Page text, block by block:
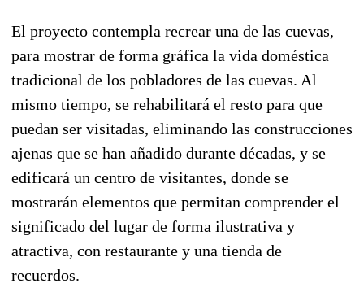
El proyecto contempla recrear una de las cuevas,
para mostrar de forma gráfica la vida doméstica
tradicional de los pobladores de las cuevas. Al
mismo tiempo, se rehabilitará el resto para que
puedan ser visitadas, eliminando las construcciones
ajenas que se han añadido durante décadas, y se
edificará un centro de visitantes, donde se
mostrarán elementos que permitan comprender el
significado del lugar de forma ilustrativa y
atractiva, con restaurante y una tienda de
recuerdos.